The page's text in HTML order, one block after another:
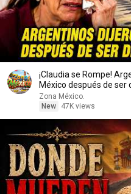
¡Claudia se Rompe!
México después de ser
Zona México.
New
47K views